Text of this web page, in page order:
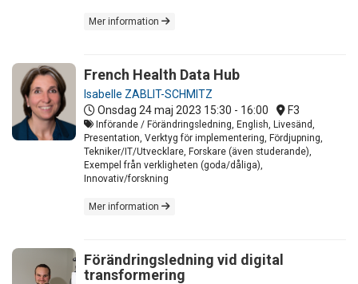
Mer information
French Health Data Hub
Isabelle ZABLIT-SCHMITZ
Onsdag 24 maj 2023 15:30 - 16:00 F3
Införande / Förändringsledning, English, Livesänd,
Presentation, Verktyg för implementering, Fördjupning,
Tekniker/IT/Utvecklare, Forskare (även studerande),
Exempel från verkligheten (goda/dåliga),
Innovativ/forskning
Mer information
Förändringsledning vid digital
transformering